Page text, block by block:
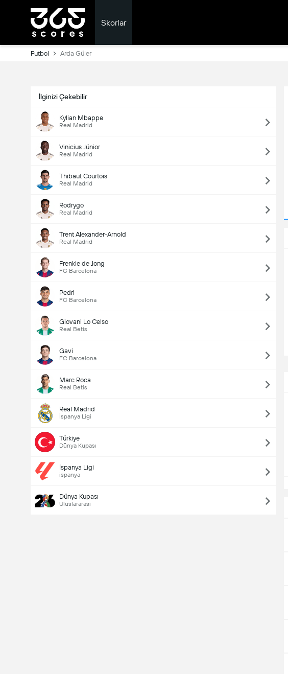
Skorlar
Futbol Arda Güler
İlginizi Çekebilir
Kylian Mbappe
Real Madrid
Vinicius Júnior
Real Madrid
Thibaut Courtois
Real Madrid
Rodrygo
Real Madrid
Trent Alexander-Arnold
Real Madrid
Frenkie de Jong
FC Barcelona
Pedri
FC Barcelona
Giovani Lo Celso
Real Betis
Gavi
FC Barcelona
Marc Roca
Real Betis
Real Madrid
İspanya Ligi
Türkiye
Dünya Kupası
İspanya Ligi
ispanya
Dünya Kupası
Uluslararası